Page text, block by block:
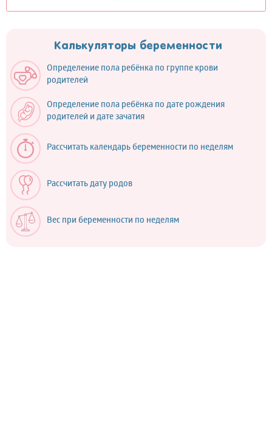
Калькуляторы беременности
Определение пола ребёнка по группе крови
родителей
Определение пола ребёнка по дате рождения
родителей и дате зачатия
Рассчитать календарь беременности по неделям
Рассчитать дату родов
Вес при беременности по неделям